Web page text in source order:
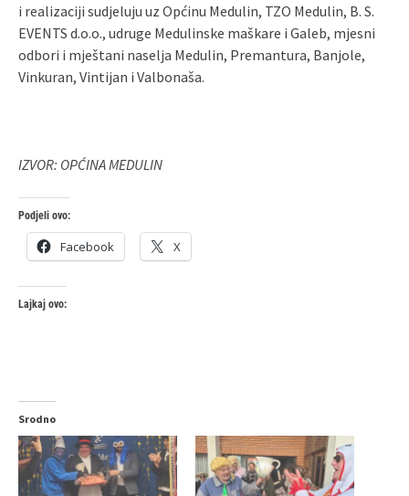
i realizaciji sudjeluju uz Općinu Medulin, TZO Medulin, B. S.
EVENTS d.o.o., udruge Medulinske maškare i Galeb, mjesni
odbori i mještani naselja Medulin, Premantura, Banjole,
Vinkuran, Vintijan i Valbonaša.
IZVOR: OPĆINA MEDULIN
Podjeli ovo:
Facebook X
Lajkaj ovo:
Srodno